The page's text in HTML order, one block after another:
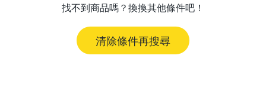
找不到商品嗎？換換其他條件吧！
清除條件再搜尋